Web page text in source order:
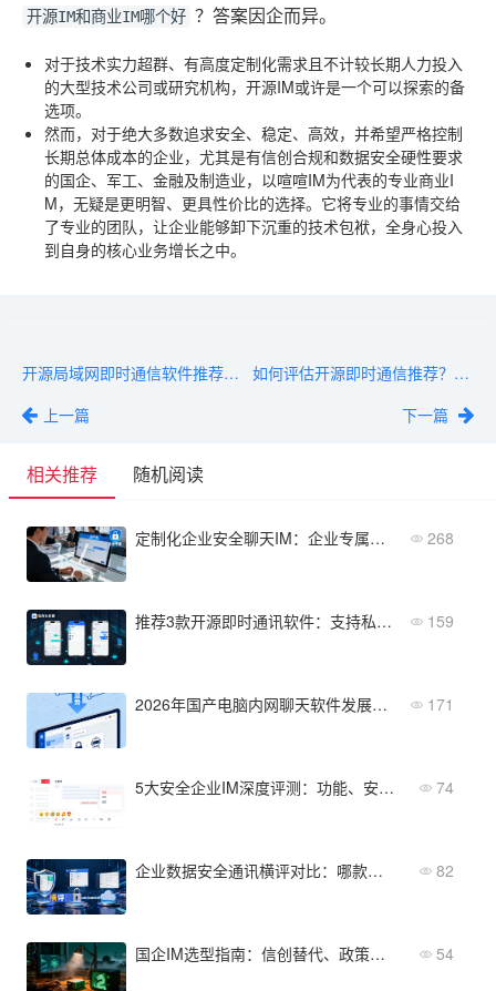
开源IM和商业IM哪个好 ？答案因企而异。
对于技术实力超群、有高度定制化需求且不计较长期人力投入
的大型技术公司或研究机构，开源IM或许是一个可以探索的备
选项。
然而，对于绝大多数追求安全、稳定、高效，并希望严格控制
长期总体成本的企业，尤其是有信创合规和数据安全硬性要求
的国企、军工、金融及制造业，以喧喧IM为代表的专业商业I
M，无疑是更明智、更具性价比的选择。它将专业的事情交给
了专业的团队，让企业能够卸下沉重的技术包袱，全身心投入
到自身的核心业务增长之中。
开源局域网即时通信软件推荐：企业内网部署必选的5款工具
上一篇
如何评估开源即时通信推荐？从功能到安全4步选型
下一篇
相关推荐 随机阅读
定制化企业安全聊天IM：企业专属安全沟通方案选指南？ 268
推荐3款开源即时通讯软件：支持私有化部署 159
2026年国产电脑内网聊天软件发展趋势：信创背景下的三大方向 171
5大安全企业IM深度评测：功能、安全、成本全维度对比 74
企业数据安全通讯横评对比：哪款更适合你的企业？ 82
国企IM选型指南：信创替代、政策合规与国产化 54